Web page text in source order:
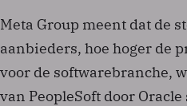
Meta Group meent dat de
aanbieders, hoe hoger de
voor de softwarebranche,
van PeopleSoft door Oracle